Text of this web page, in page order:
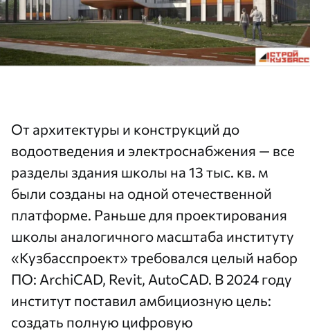
От архитектуры и конструкций до
водоотведения и электроснабжения — все
разделы здания школы на 13 тыс. кв. м
были созданы на одной отечественной
платформе. Раньше для проектирования
школы аналогичного масштаба институту
«Кузбасспроект» требовался целый набор
ПО: ArchiCAD, Revit, AutoCAD. В 2024 году
институт поставил амбициозную цель:
создать полную цифровую